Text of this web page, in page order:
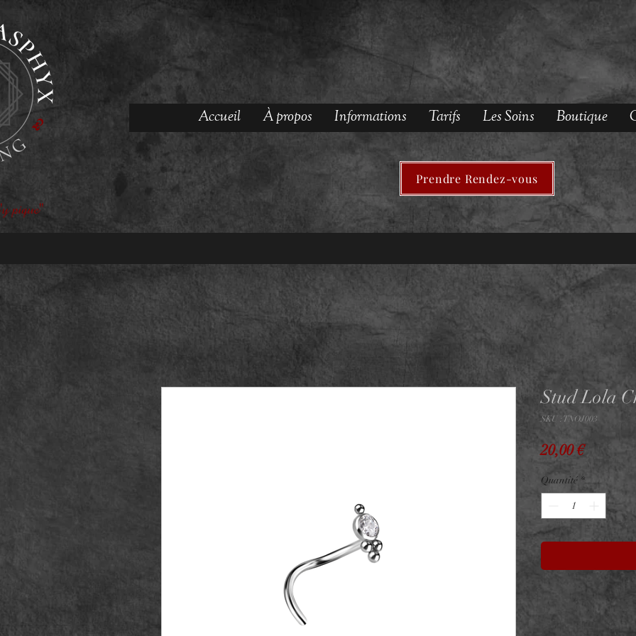
pique"
Accueil À propos Informations Tarifs Les Soins Boutique
Prendre Rendez-vous
Stud Lola
SKU : TNOJ003
20,00 €Prix
Quantité *